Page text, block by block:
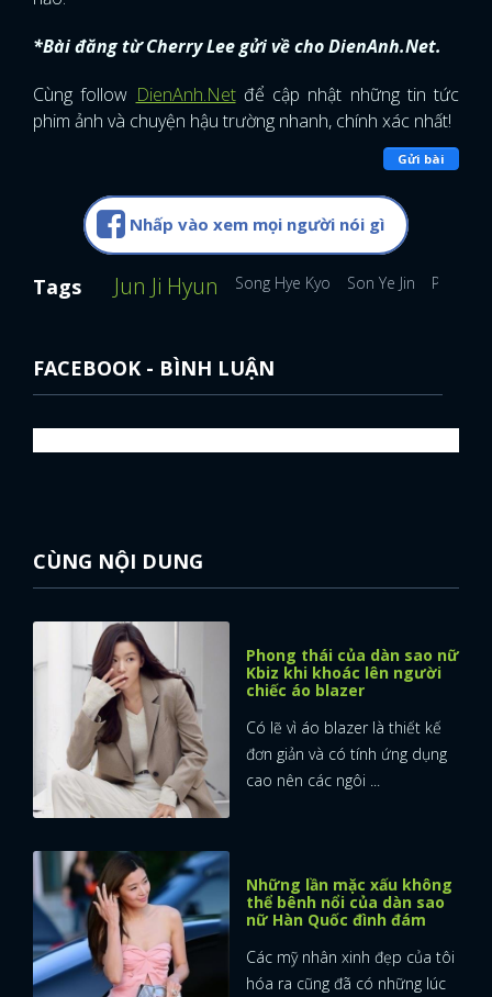
FACEBOOK GOOGLE
*Bài đăng từ Cherry Lee gửi về cho DienAnh.Net.
Cùng follow DienAnh.Netđể cập nhật những tin tức
phim ảnh và chuyện hậu trường nhanh, chính xác nhất!
Gửi bài
Nhấp vào xem mọi người nói gì
Tags Jun Ji Hyun Song Hye Kyo Son Ye Jin Park
FACEBOOK - BÌNH LUẬN
CÙNG NỘI DUNG
Phong thái của dàn sao nữ
Kbiz khi khoác lên người
chiếc áo blazer
Có lẽ vì áo blazer là thiết kế
đơn giản và có tính ứng dụng
cao nên các ngôi ...
Những lần mặc xấu không
thể bênh nổi của dàn sao
nữ Hàn Quốc đình đám
Các mỹ nhân xinh đẹp của tôi
hóa ra cũng đã có những lúc